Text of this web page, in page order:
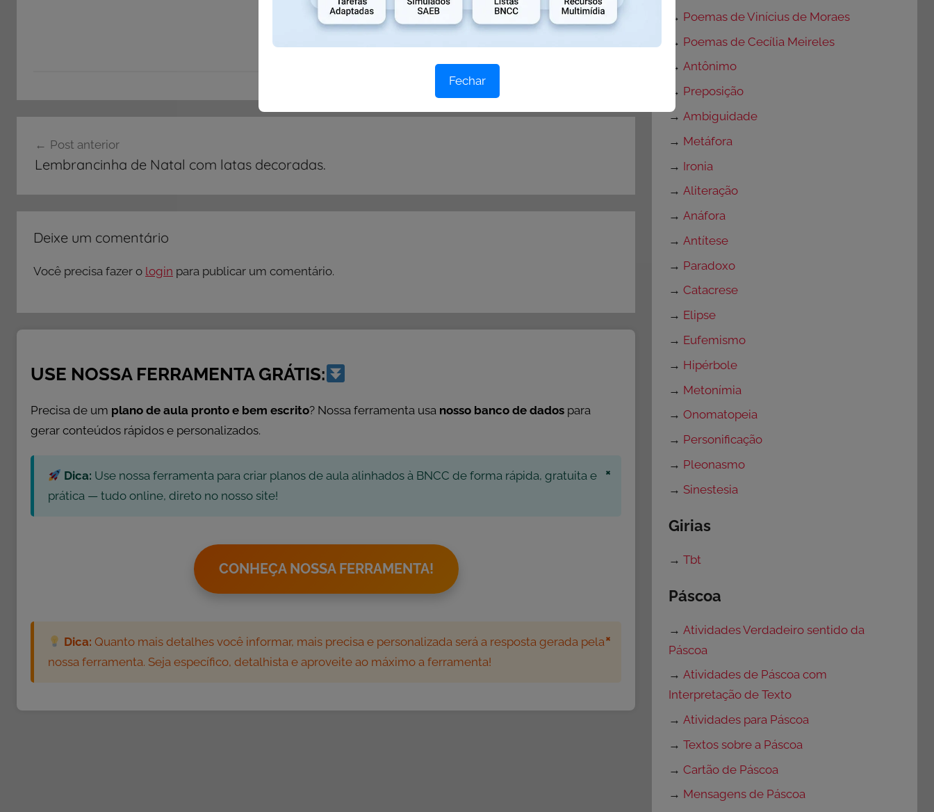
de
Post anterior
Lembrancinha de Natal com latas decoradas.
Deixe um comentário
Você precisa fazer o login para publicar um comentário.
USE NOSSA FERRAMENTA GRÁTIS:
Precisa de um plano de aula pronto e bem escrito? Nossa ferramenta usa nosso banco de dados para
gerar conteúdos rápidos e personalizados.
Dica: Use nossa ferramenta para criar planos de aula alinhados à BNCC de forma rápida, gratuita e
prática — tudo online, direto no nosso site!
×
CONHEÇA NOSSA FERRAMENTA!
Dica: Quanto mais detalhes você informar, mais precisa e personalizada será a resposta gerada pela
nossa ferramenta. Seja específico, detalhista e aproveite ao máximo a ferramenta!
×
→ Poemas de Vinícius de Moraes
→ Poemas de Cecília Meireles
→Antônimo
→ Preposição
→Ambiguidade
→ Metáfora
→ Ironia
→Aliteração
→Anáfora
→Antítese
→ Paradoxo
→Catacrese
→ Elipse
→ Eufemismo
→ Hipérbole
→ Metonímia
→Onomatopeia
→ Personificação
→ Pleonasmo
→ Sinestesia
Girias
→Tbt
Páscoa
→Atividades Verdadeiro sentido da
Páscoa
→Atividades de Páscoa com
Interpretação de Texto
→Atividades para Páscoa
→Textos sobre a Páscoa
→Cartão de Páscoa
→ Mensagens de Páscoa
Fechar